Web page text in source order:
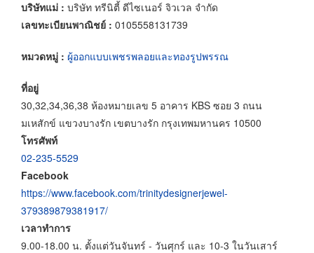
บริษัทแม่ : บริษัท ทรีนิตี้ ดีไซเนอร์ จิวเวล จำกัด
เลขทะเบียนพาณิชย์ : 0105558131739
หมวดหมู่ : ผู้ออกแบบเพชรพลอยและทองรูปพรรณ
ที่อยู่
30,32,34,36,38 ห้องหมายเลข 5 อาคาร KBS ซอย 3 ถนน
มเหสักข์ แขวงบางรัก เขตบางรัก กรุงเทพมหานคร 10500
โทรศัพท์
02-235-5529
Facebook
https://www.facebook.com/trinitydesignerjewel-
379389879381917/
เวลาทำการ
9.00-18.00 น. ตั้งแต่วันจันทร์ - วันศุกร์ และ 10-3 ในวันเสาร์